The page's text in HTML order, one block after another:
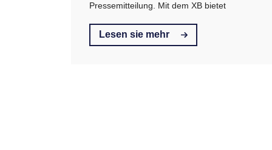
Pressemitteilung. Mit dem XB bietet
Lesen sie mehr